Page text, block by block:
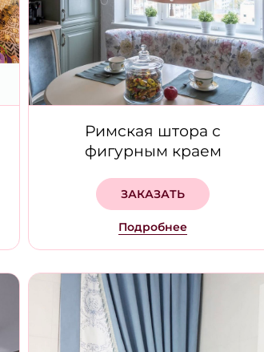
Римская штора с
фигурным краем
ЗАКАЗАТЬ
Подробнее